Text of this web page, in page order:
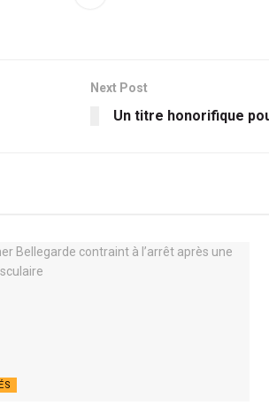
Next Post
Un titre honorifique